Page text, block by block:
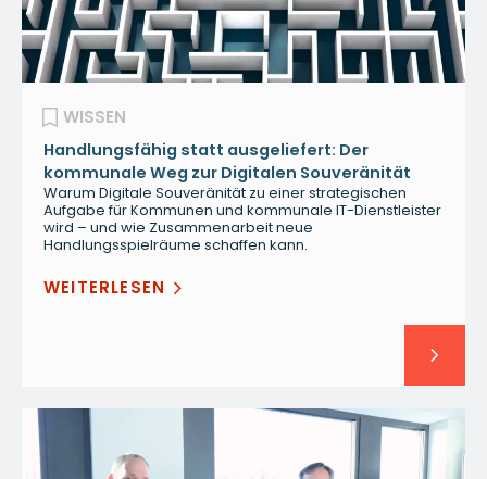
WISSEN
Handlungsfähig statt ausgeliefert: Der
kommunale Weg zur Digitalen Souveränität
Warum Digitale Souveränität zu einer strategischen
Aufgabe für Kommunen und kommunale IT-Dienstleister
wird – und wie Zusammenarbeit neue
Handlungsspielräume schaffen kann.
WEITERLESEN